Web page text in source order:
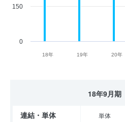
18年 19年 20年
0
150
18年9月期
連結・単体 単体